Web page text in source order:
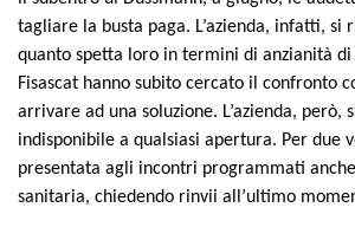
tagliare la busta paga. L’azienda, infatti, si
quanto spetta loro in termini di anzianità di
Fisascat hanno subito cercato il confronto
arrivare ad una soluzione. L’azienda, però,
indisponibile a qualsiasi apertura. Per due
presentata agli incontri programmati anche
sanitaria, chiedendo rinvii all’ultimo